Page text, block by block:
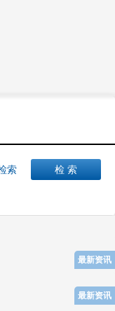
检 索
索
最新资讯
最新资讯